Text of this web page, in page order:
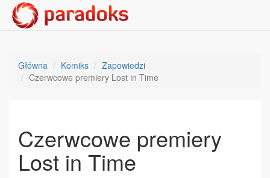
Główna Komiks
Zapowiedzi
Czerwcowe premiery Lost in Time
Czerwcowe premiery
Lost in Time